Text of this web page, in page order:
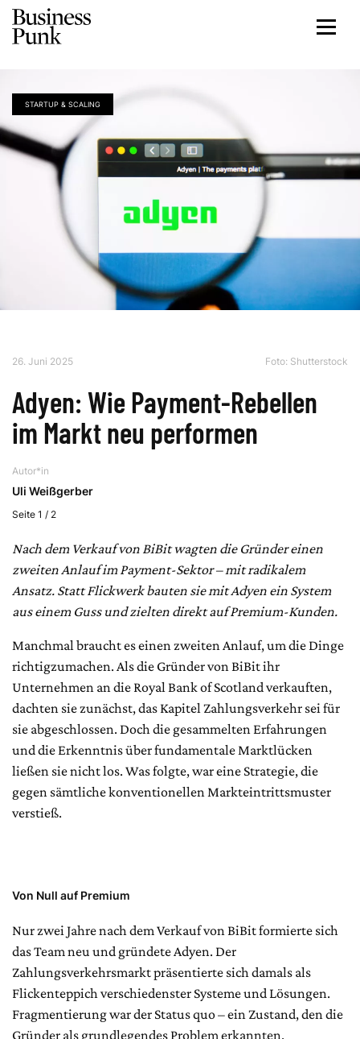
STARTUP & SCALING
26. Juni 2025 Foto: Shutterstock
Adyen: Wie Payment-Rebellen
im Markt neu performen
Autor*in
Uli Weißgerber
Seite 1 / 2
Nach dem Verkauf von BiBit wagten die Gründer einen
zweiten Anlauf im Payment-Sektor – mit radikalem
Ansatz. Statt Flickwerk bauten sie mit Adyen ein System
aus einem Guss und zielten direkt auf Premium-Kunden.
Manchmal braucht es einen zweiten Anlauf, um die Dinge
richtigzumachen. Als die Gründer von BiBit ihr
Unternehmen an die Royal Bank of Scotland verkauften,
dachten sie zunächst, das Kapitel Zahlungsverkehr sei für
sie abgeschlossen. Doch die gesammelten Erfahrungen
und die Erkenntnis über fundamentale Marktlücken
ließen sie nicht los. Was folgte, war eine Strategie, die
gegen sämtliche konventionellen Markteintrittsmuster
verstieß.
Von Null auf Premium
Nur zwei Jahre nach dem Verkauf von BiBit formierte sich
das Team neu und gründete Adyen. Der
Zahlungsverkehrsmarkt präsentierte sich damals als
Flickenteppich verschiedenster Systeme und Lösungen.
Fragmentierung war der Status quo – ein Zustand, den die
Gründer als grundlegendes Problem erkannten.